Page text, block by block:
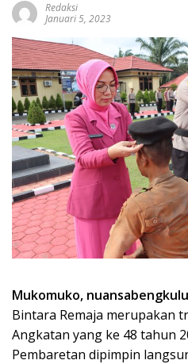
Redaksi
Januari 5, 2023
Mukomuko,
Bintara Remaja merupakan
Angkatan yang ke 48 tahun
Pembaretan dipimpin